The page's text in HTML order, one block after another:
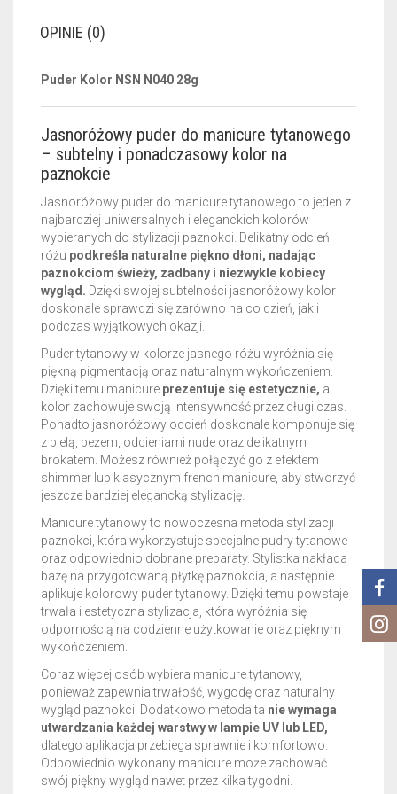
OPINIE (0)
Puder Kolor NSN N040 28g
Jasnoróżowy puder do manicure tytanowego
– subtelny i ponadczasowy kolor na
paznokcie
Jasnoróżowy puder do manicure tytanowego to jeden z
najbardziej uniwersalnych i eleganckich kolorów
wybieranych do stylizacji paznokci. Delikatny odcień
różu podkreśla naturalne piękno dłoni, nadając
paznokciom świeży, zadbany i niezwykle kobiecy
wygląd. Dzięki swojej subtelności jasnoróżowy kolor
doskonale sprawdzi się zarówno na co dzień, jak i
podczas wyjątkowych okazji.
Puder tytanowy w kolorze jasnego różu wyróżnia się
piękną pigmentacją oraz naturalnym wykończeniem.
Dzięki temu manicure prezentuje się estetycznie, a
kolor zachowuje swoją intensywność przez długi czas.
Ponadto jasnoróżowy odcień doskonale komponuje się
z bielą, beżem, odcieniami nude oraz delikatnym
brokatem. Możesz również połączyć go z efektem
shimmer lub klasycznym french manicure, aby stworzyć
jeszcze bardziej elegancką stylizację.
Manicure tytanowy to nowoczesna metoda stylizacji
paznokci, która wykorzystuje specjalne pudry tytanowe
oraz odpowiednio dobrane preparaty. Stylistka nakłada
bazę na przygotowaną płytkę paznokcia, a następnie
aplikuje kolorowy puder tytanowy. Dzięki temu powstaje
trwała i estetyczna stylizacja, która wyróżnia się
odpornością na codzienne użytkowanie oraz pięknym
wykończeniem.
Coraz więcej osób wybiera manicure tytanowy,
ponieważ zapewnia trwałość, wygodę oraz naturalny
wygląd paznokci. Dodatkowo metoda ta nie wymaga
utwardzania każdej warstwy w lampie UV lub LED,
dlatego aplikacja przebiega sprawnie i komfortowo.
Odpowiednio wykonany manicure może zachować
swój piękny wygląd nawet przez kilka tygodni.